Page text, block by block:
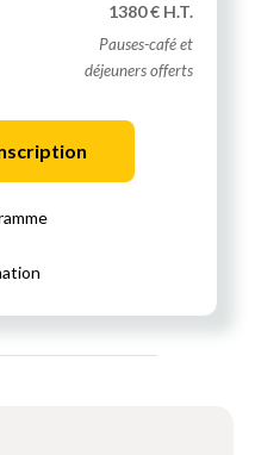
1380 € H.T.
Pauses-café et
déjeuners offerts